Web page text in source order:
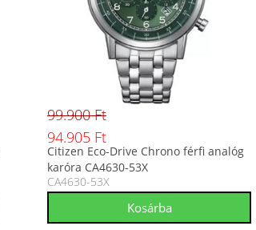
99.900 Ft
94.905 Ft
Citizen Eco-Drive Chrono férfi analóg
karóra CA4630-53X
CA4630-53X